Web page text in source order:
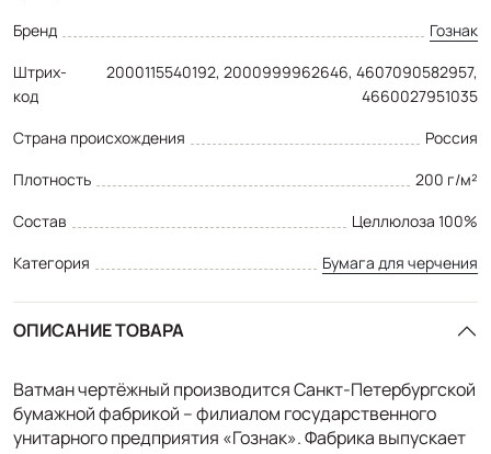
Бренд
Гознак
Штрих-
код
2000115540192, 2000999962646, 4607090582957,
4660027951035
Страна происхождения
Россия
Плотность
200 г/м²
Состав
Целлюлоза 100%
Категория
Бумага для черчения
ОПИСАНИЕ ТОВАРА
Ватман чертёжный производится Санкт-Петербургской
бумажной фабрикой – филиалом государственного
унитарного предприятия «Гознак». Фабрика выпускает